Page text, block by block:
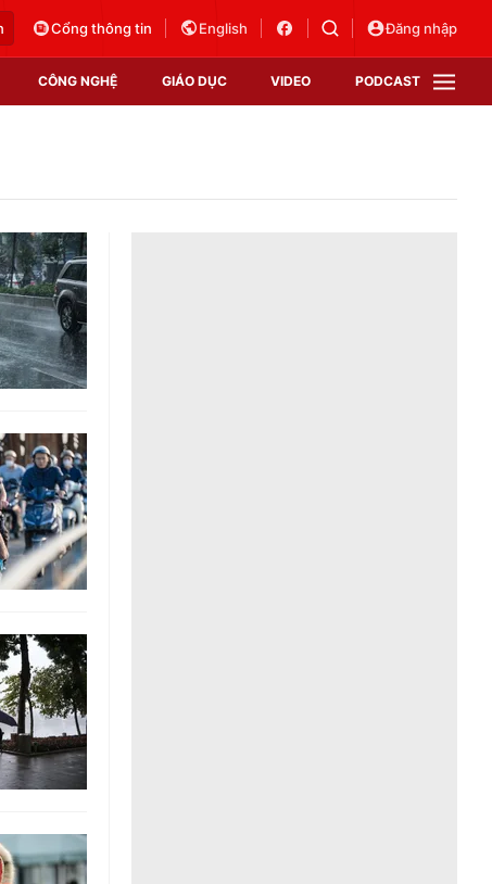
Cổng thông tin English Đăng nhập
CÔNG NGHỆ GIÁO DỤC VIDEO PODCAST
tương lai
VTV Sức khoẻ